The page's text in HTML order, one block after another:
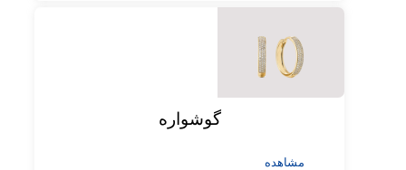
گوشواره
مشاهده